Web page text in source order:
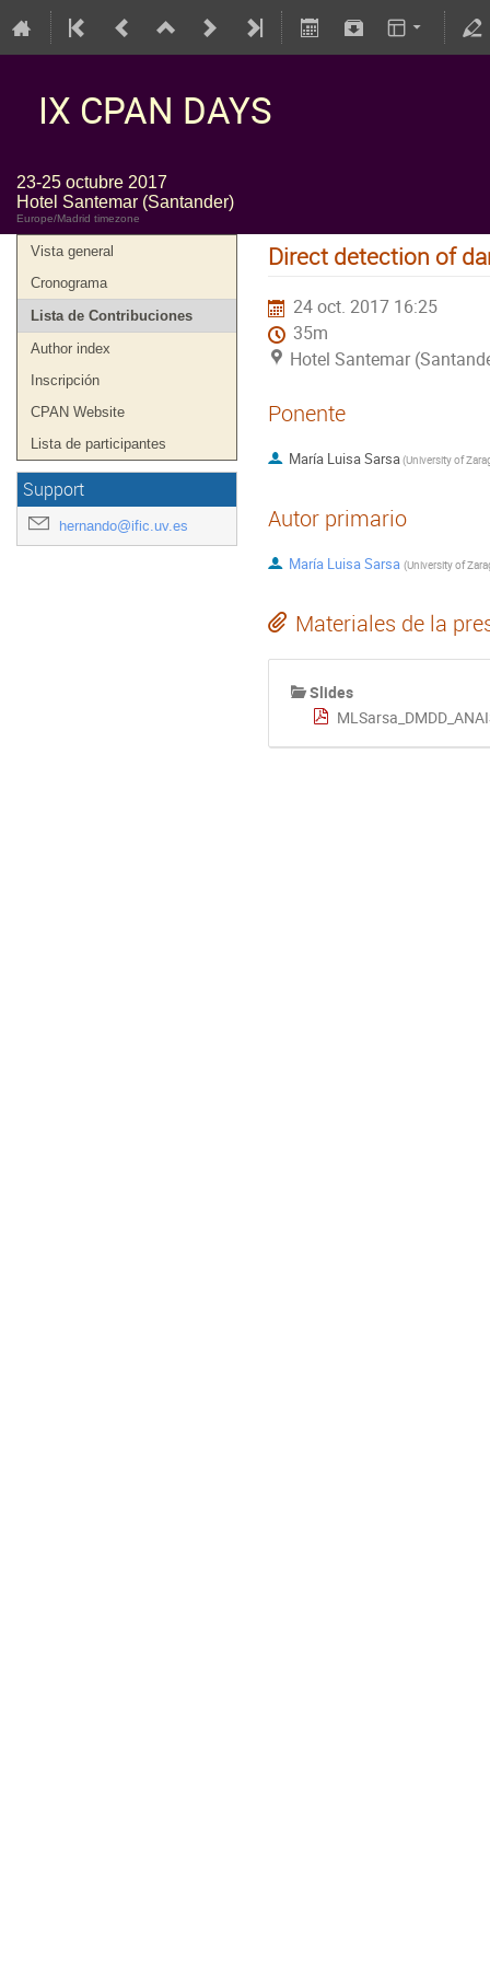
IX CPAN DAYS
23-25 octubre 2017
Hotel Santemar (Santander)
Europe/Madrid timezone
Vista general
Cronograma
Lista de Contribuciones
Author index
Inscripción
CPAN Website
Lista de participantes
Support
hernando@ific.uv.es
Direct detection of
24 oct. 2017 16:25
35m
Hotel Santemar
Ponente
María Luisa Sarsa(University of
Autor primario
María Luisa Sarsa (University of
Materiales de la
Slides